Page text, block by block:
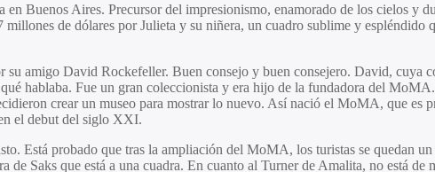
Buenos Aires. Precursor del impresionismo, enamorado de los cielos y
de dólares por Julieta y su niñera, un cuadro sublime y
su amigo David Rockefeller. Buen consejo y buen consejero. David, cuya
hablaba. Fue un gran coleccionista y era hijo de la fundadora del
crear un museo para mostrar lo nuevo. Así nació el MoMA, que
el debut del siglo XXI.
Está probado que tras la ampliación del MoMA, los turistas se quedan
Saks que está a una cuadra. En cuanto al Turner de Amalita, no está